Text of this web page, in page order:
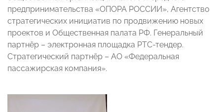
предпринимательства «ОПОРА РОССИИ», Агентство
стратегических инициатив по продвижению новых
проектов и Общественная палата РФ. Генеральный
партнёр – электронная площадка РТС-тендер.
Стратегический партнёр – АО «Федеральная
пассажирская компания».